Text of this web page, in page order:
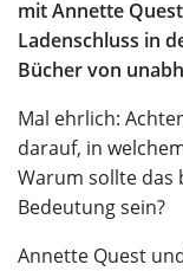
mit Annette
Ladenschluss in
Bücher von
Mal ehrlich:
darauf, in
Warum sollte das
Bedeutung sein?
Annette Quest